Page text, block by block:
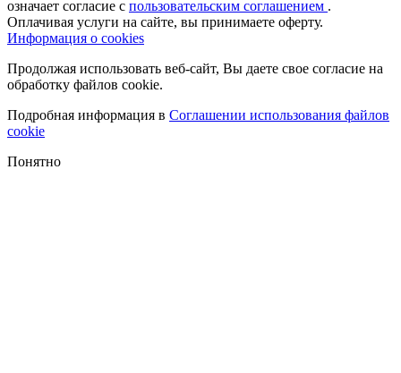
означает согласие с пользовательским соглашением .
Оплачивая услуги на сайте, вы принимаете оферту.
Информация о cookies
Продолжая использовать веб-сайт, Вы даете свое согласие на
обработку файлов cookie.
Подробная информация в Соглашении использования файлов
cookie
Понятно